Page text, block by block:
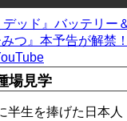
ッド』バッテリー
つ』本予告が解禁
場見学
半生を捧げた日本